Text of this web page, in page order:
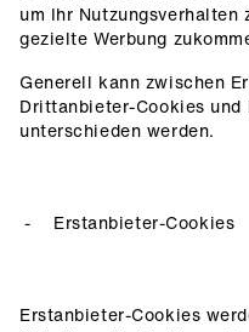
um Ihr Nutzungsverhalten
gezielte Werbung
Generell kann zwischen
Drittanbieter-Cookies
unterschieden werden.
Erstanbieter-Cookies
Erstanbieter-Cookies